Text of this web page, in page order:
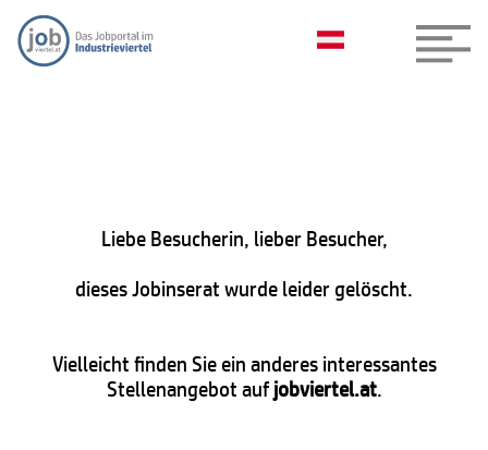
Liebe Besucherin, lieber Besucher,
dieses Jobinserat wurde leider gelöscht.
Vielleicht finden Sie ein anderes interessantes
Stellenangebot aufjobviertel.at.